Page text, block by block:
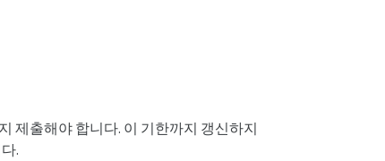
제출해야 합니다. 이 기한까지 갱신하지
.